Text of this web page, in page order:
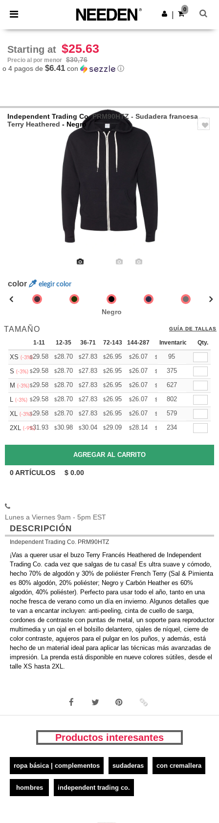
× App de Needen
¡Mejores precios en app!
Descargar app
0
Starting at $25.63
Precio al por menor $30,76
o 4 pagos de $6.41 con ⓘ
Independent Trading Co.PRM90HTZ - Sudadera francesa
Terry Heathered - Negro
color elegir color
Negro
TAMAÑO GUÍA DE TALLAS
1-11 12-35 36-71 72-143 144-287 288 + Mas
Inventario Qty.
XS (-3%)
$29.58 $28.70 $27.83 $26.95 $26.07 $ 25.63
95
S (-3%) $29.58 $28.70 $27.83 $26.95 $26.07 $ 25.63
375
M (-3%)$29.58 $28.70 $27.83 $26.95 $26.07 $ 25.63
627
L (-3%) $29.58 $28.70 $27.83 $26.95 $26.07 $ 25.63
802
XL (-3%)$29.58 $28.70 $27.83 $26.95 $26.07 $ 25.63
579
2XL (-9%)
$31.93 $30.98 $30.04 $29.09 $28.14 $ 27.67
234
0ARTÍCULOS $ 0.00
Lunes a Viernes 9am - 5pm EST
DESCRIPCIÓN
Independent Trading Co. PRM90HTZ
¡Vas a querer usar el buzo Terry Francés Heathered de Independent
Trading Co. cada vez que salgas de tu casa! Es ultra suave y cómodo,
hecho 70% de algodón y 30% de poliéster French Terry (Sal & Pimienta
es 80% algodón, 20% poliéster; Negro y Carbón Heather es 60%
algodón, 40% poliéster). Perfecto para usar todo el año, tanto en una
noche fresca de verano como un día en invierno. Algunos detalles que
te van a encantar incluyen: anti-peeling, cinta de cuello de sarga,
cordones de contraste con puntas de metal, un soporte para reproductor
multimedia y un ojal en el bolsillo delantero, ojales de níquel, cierre de
color contraste, agujeros para el pulgar en los puños, y además, está
hecho de un material ideal para aplicar las técnicas más avanzadas de
impresión. La prenda está disponible en nueve colores sútiles, desde el
talle XS hasta 2XL.
Productos interesantes
ropa básica | complementos sudaderas con cremallera
hombres independent trading co.